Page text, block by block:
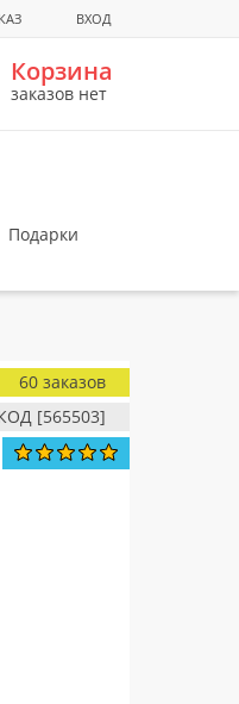
ВХОД
Корзина
заказов нет
Подарки
[565503]
60 заказов